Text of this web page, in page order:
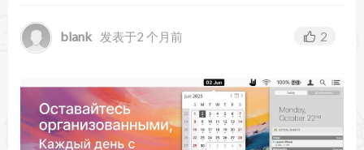
论坛
VIP
上传
blank 发表于2 个月前 2